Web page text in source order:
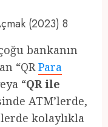
(2023) 8
bankanın
“QRPara
“QR ile
ATM’lerde,
kolaylıkla